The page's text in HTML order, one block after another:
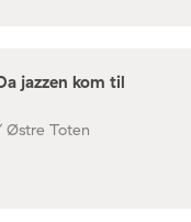
jazzen kom til
Østre Toten